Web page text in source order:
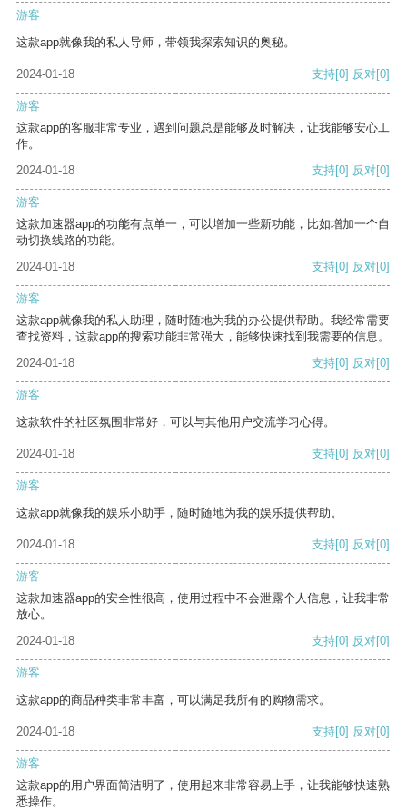
游客
这款app就像我的私人导师，带领我探索知识的奥秘。
2024-01-18 支持[0] 反对[0]
游客
这款app的客服非常专业，遇到问题总是能够及时解决，让我能够安心工
作。
2024-01-18
支持[0] 反对[0]
游客
这款加速器app的功能有点单一，可以增加一些新功能，比如增加一个自
动切换线路的功能。
2024-01-18
支持[0] 反对[0]
游客
这款app就像我的私人助理，随时随地为我的办公提供帮助。我经常需要
查找资料，这款app的搜索功能非常强大，能够快速找到我需要的信息。
2024-01-18
支持[0] 反对[0]
游客
这款软件的社区氛围非常好，可以与其他用户交流学习心得。
2024-01-18 支持[0] 反对[0]
游客
这款app就像我的娱乐小助手，随时随地为我的娱乐提供帮助。
2024-01-18 支持[0] 反对[0]
游客
这款加速器app的安全性很高，使用过程中不会泄露个人信息，让我非常
放心。
2024-01-18
支持[0] 反对[0]
游客
这款app的商品种类非常丰富，可以满足我所有的购物需求。
2024-01-18 支持[0] 反对[0]
游客
这款app的用户界面简洁明了，使用起来非常容易上手，让我能够快速熟
悉操作。